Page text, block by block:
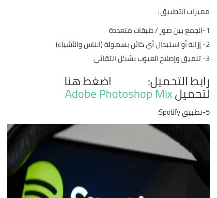
مميزات التطبيق :
1-الجمع بين صور / طبقات متعددة
2- إزالة أو استبدال أي كائن بسهولة (الناس والأشياء)
3- تنميق وإصلاح العيوب بشكل انتقائي
رابط التحميل: اضغط هنا
لتحميلAdobe Photoshop Mix
5-تطبيق Spotify: